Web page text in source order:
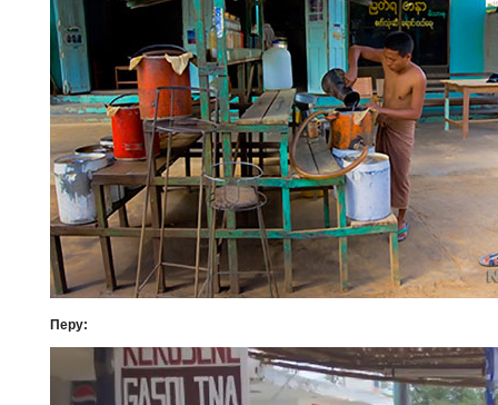
Перу: